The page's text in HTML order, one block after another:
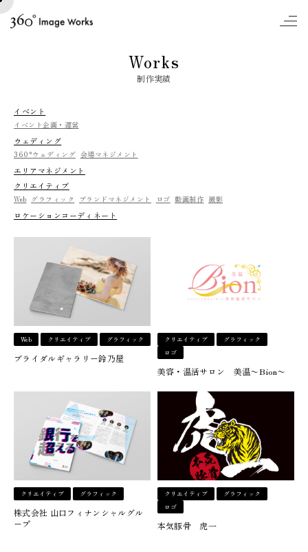
Works
制作実績
イベント
イベント企画・運営
ウェディング
360°ウェディング 会場マネジメント
エリアマネジメント
クリエイティブ
Web グラフィック ブランドマネジメント ロゴ 動画制作 撮影
ロケーションコーディネート
Web クリエイティブ グラフィック
ブライダルギャラリー鈴乃屋
クリエイティブ
グラフィック
ロゴ
美容・温活サロン 美温〜Bion〜
クリエイティブ グラフィック
株式会社 山口フィナンシャルグル
ープ
クリエイティブ
グラフィック
ロゴ
本気豚骨 虎一